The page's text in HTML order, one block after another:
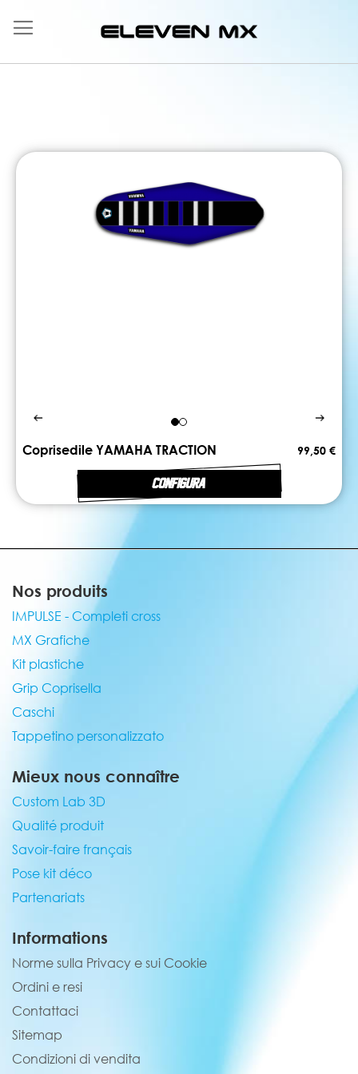
al
contenuto
Coprisedile YAMAHA TRACTION 99,50 €
CONFIGURA
Nos produits
IMPULSE - Completi cross
MX Grafiche
Kit plastiche
Grip Coprisella
Caschi
Tappetino personalizzato
Mieux nous connaître
Custom Lab 3D
Qualité produit
Savoir-faire français
Pose kit déco
Partenariats
Informations
Norme sulla Privacy e sui Cookie
Ordini e resi
Contattaci
Sitemap
Condizioni di vendita